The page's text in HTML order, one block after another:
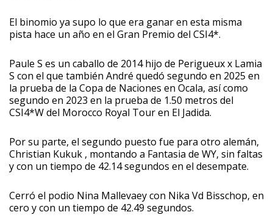
El binomio ya supo lo que era ganar en esta misma
pista hace un año en el Gran Premio del CSI4*.
Paule S es un caballo de 2014 hijo de Perigueux x Lamia
S con el que también André quedó segundo en 2025 en
la prueba de la Copa de Naciones en Ocala, así como
segundo en 2023 en la prueba de 1.50 metros del
CSI4*W del Morocco Royal Tour en El Jadida.
Por su parte, el segundo puesto fue para otro alemán,
Christian Kukuk , montando a Fantasia de WY, sin faltas
y con un tiempo de 42.14 segundos en el desempate.
Cerró el podio Nina Mallevaey con Nika Vd Bisschop, en
cero y con un tiempo de 42.49 segundos.